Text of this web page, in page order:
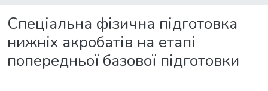
Спеціальна фізична підготовка
нижніх акробатів на етапі
попередньої базової підготовки